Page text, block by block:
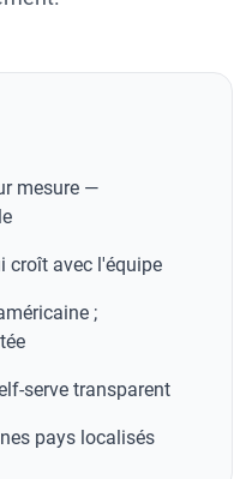
mesure —
croît avec l'équipe
;
serve transparent
pays localisés